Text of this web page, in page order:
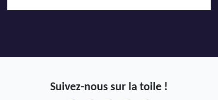
Suivez-nous sur la toile !